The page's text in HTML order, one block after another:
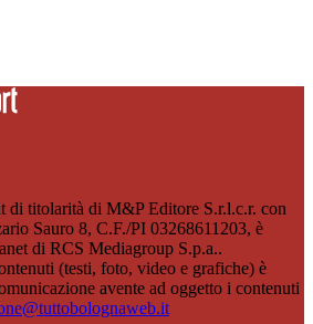
di titolarità di M&P Editore S.r.l.c.r. con
Sauro 8, C.F./PI 03268611203, è
di RCS Mediagroup S.p.a..
(testi, foto, video e grafiche) è
avente ad oggetto i contenuti